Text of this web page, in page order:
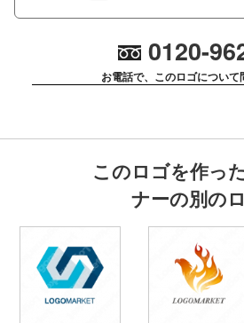
0120-
お電話で、このロゴについて
このロゴを作っ
ナーの別の